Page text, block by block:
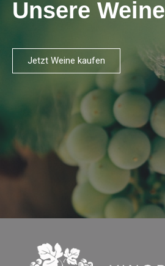
Unsere Weine
Jetzt Weine kaufen